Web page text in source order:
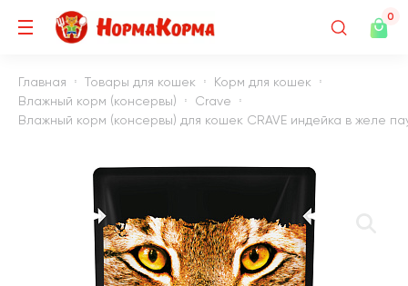
0
Главная Товары для кошек
Корм для кошек
Влажный корм (консервы)
Crave
Влажный корм (консервы) для кошек CRAVE индейка в желе